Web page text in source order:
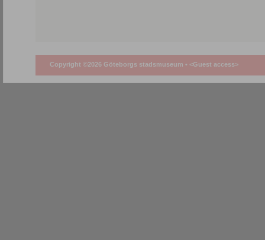
Copyright ©2026 Göteborgs stadsmuseum • <Guest access>